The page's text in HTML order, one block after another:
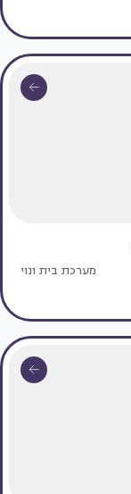
מערכת בית ונוי